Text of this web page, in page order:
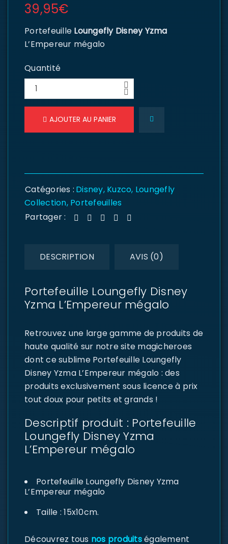
39,95€
Portefeuille Loungefly Disney Yzma
L’Empereur mégalo
Quantité
AJOUTER AU PANIER
Catégories : Disney, Kuzco, Loungefly
Collection, Portefeuilles
Partager :
DESCRIPTION AVIS (0)
Portefeuille Loungefly Disney
Yzma L’Empereur mégalo
Retrouvez une large gamme de produits de
haute qualité sur notre site magicheroes
dont ce sublime Portefeuille Loungefly
Disney Yzma L’Empereur mégalo : des
produits exclusivement sous licence à prix
tout doux pour petits et grands !
Descriptif produit : Portefeuille
Loungefly Disney Yzma
L’Empereur mégalo
Portefeuille Loungefly Disney Yzma
L’Empereur mégalo
Taille : 15x10cm.
Découvrez tous nos produitségalement